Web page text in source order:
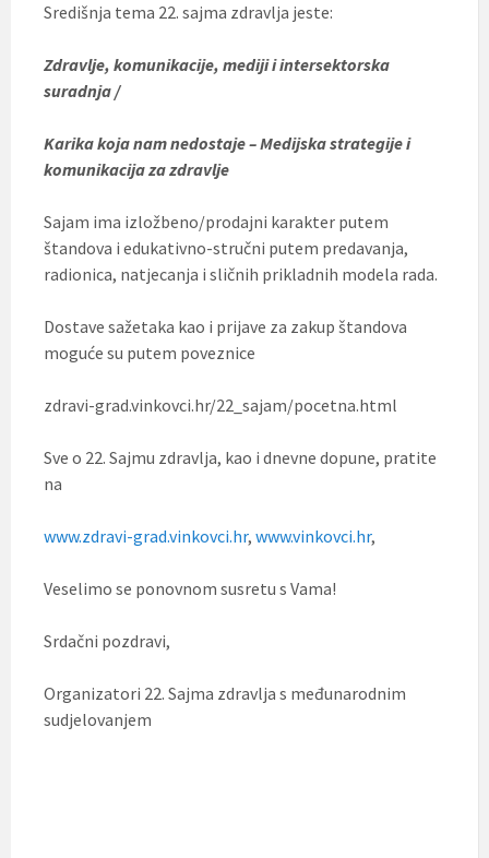
Središnja tema 22. sajma zdravlja jeste:
Zdravlje, komunikacije, mediji i intersektorska
suradnja /
Karika koja nam nedostaje – Medijska strategije i
komunikacija za zdravlje
Sajam ima izložbeno/prodajni karakter putem
štandova i edukativno-stručni putem predavanja,
radionica, natjecanja i sličnih prikladnih modela rada.
Dostave sažetaka kao i prijave za zakup štandova
moguće su putem poveznice
zdravi-grad.vinkovci.hr/22_sajam/pocetna.html
Sve o 22. Sajmu zdravlja, kao i dnevne dopune, pratite
na
www.zdravi-grad.vinkovci.hr, www.vinkovci.hr,
Veselimo se ponovnom susretu s Vama!
Srdačni pozdravi,
Organizatori 22. Sajma zdravlja s međunarodnim
sudjelovanjem